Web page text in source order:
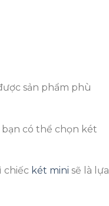
sản phẩm phù
bạn có thể chọn két
chiếc két mini sẽ là lựa